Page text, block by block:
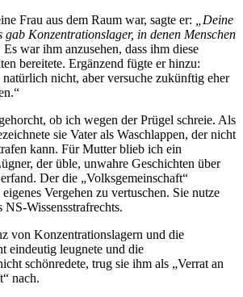
Frau aus dem Raum war, sagte er:
„Deine
gab Konzentrationslager, in denen Menschen
Es war ihm anzusehen, dass ihm diese
bereitete. Ergänzend fügte er hinzu:
nicht, aber versuche zukünftig eher
ob ich wegen der Prügel schreie. Als
sie Vater als Waschlappen, der nicht
kann. Für Mutter blieb ich ein
der üble, unwahre Geschichten über
Der die „Volksgemeinschaft“
Vergehen zu vertuschen. Sie nutze
Wissensstrafrechts.
von Konzentrationslagern und die
eindeutig leugnete und die
schönredete, trug sie ihm als „Verrat an
nach.